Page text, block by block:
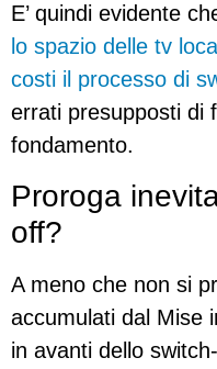
E’ quindi evidente
lo spazio delle tv
costi il processo di
errati presupposti di
fondamento.
Proroga
off?
A meno che non si
accumulati dal Mise
in avanti dello